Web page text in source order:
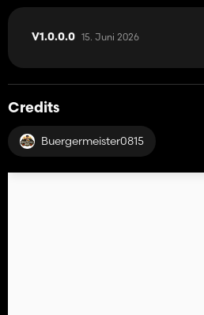
V1.0.0.0 15. Juni 2026
Credits
Buergermeister0815